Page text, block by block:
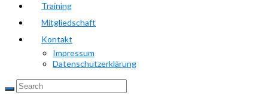
Training
Mitgliedschaft
Kontakt
Impressum
Datenschutzerklärung